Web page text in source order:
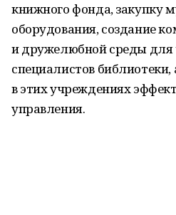
книжного фонда, закупку
оборудования, создание
и дружелюбной среды для
специалистов
в этих учреждениях
управления.